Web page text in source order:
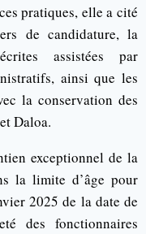
pratiques, elle a cité
de candidature, la
assistées par
ainsi que les
la conservation des
Daloa.
exceptionnel de la
la limite d’âge pour
2025 de la date de
des fonctionnaires